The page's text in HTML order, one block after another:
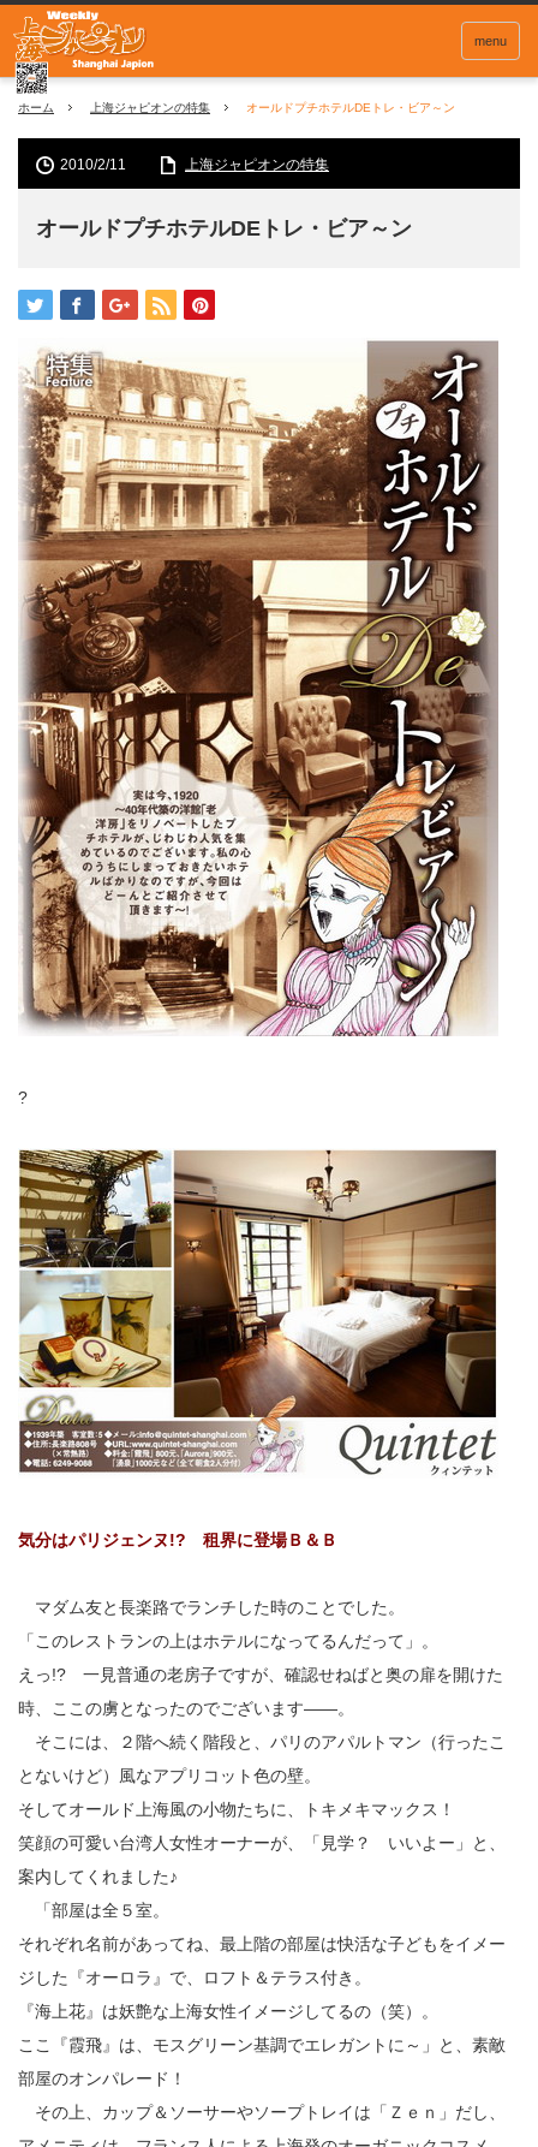
menu
ホーム 上海ジャピオンの特集 オールドプチホテルDEトレ・ビア～ン
2010/2/11 上海ジャピオンの特集
オールドプチホテルDEトレ・ビア～ン
?
気分はパリジェンヌ!? 租界に登場Ｂ＆Ｂ
マダム友と長楽路でランチした時のことでした。
「このレストランの上はホテルになってるんだって」。
えっ!? 一見普通の老房子ですが、確認せねばと奥の扉を開けた
時、ここの虜となったのでございます――。
そこには、２階へ続く階段と、パリのアパルトマン（行ったこ
とないけど）風なアプリコット色の壁。
そしてオールド上海風の小物たちに、トキメキマックス！
笑顔の可愛い台湾人女性オーナーが、「見学？ いいよー」と、
案内してくれました♪
「部屋は全５室。
それぞれ名前があってね、最上階の部屋は快活な子どもをイメー
ジした『オーロラ』で、ロフト＆テラス付き。
『海上花』は妖艶な上海女性イメージしてるの（笑）。
ここ『霞飛』は、モスグリーン基調でエレガントに～」と、素敵
部屋のオンパレード！
その上、カップ＆ソーサーやソープトレイは「Ｚｅｎ」だし、